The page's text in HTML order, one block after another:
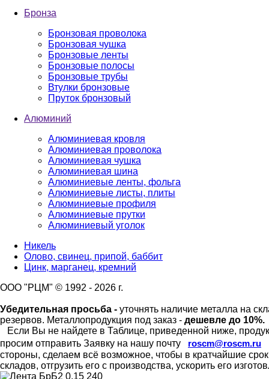
Бронза
Бронзовая проволока
Бронзовая чушка
Бронзовые ленты
Бронзовые полосы
Бронзовые трубы
Втулки бронзовые
Пруток бронзовый
Алюминий
Алюминиевая кровля
Алюминиевая проволока
Алюминиевая чушка
Алюминиевая шина
Алюминиевые ленты, фольга
Алюминиевые листы, плиты
Алюминиевые профиля
Алюминиевые прутки
Алюминиевый уголок
Никель
Олово, свинец, припой, баббит
Цинк, марганец, кремний
ООО "РЦМ" © 1992 - 2026 г.
Убедительная просьба - уточнять наличие металла на
резервов. Металлопродукция под заказ - дешевле до 10%.
Если Вы не найдете в Таблице, приведенной ниже,
просим отправить Заявку на нашу почту
roscm@roscm.ru
стороны, сделаем всё возможное, чтобы в кратчайшие
складов, отгрузить его с производства, ускорить его